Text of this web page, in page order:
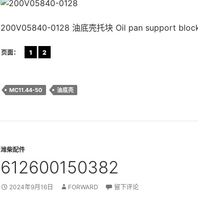
200V05840-0128 油底壳托块 Oil pan support
页面： 1 2
MC11.44-50 油底壳
潍柴配件
612600150382
2024年9月16日 FORWARD 留下评论